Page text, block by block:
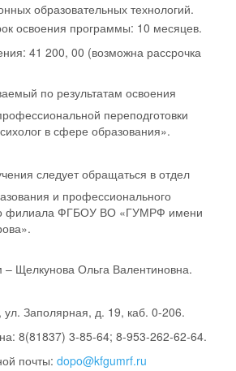
образовательных технологий.
освоения программы: 10 месяцев.
41 200, 00 (возможна рассрочка
по результатам освоения
переподготовки
в сфере образования».
следует обращаться в отдел
и профессионального
филиала ФГБОУ ВО «ГУМРФ имени
Щелкунова Ольга Валентиновна.
ул. Заполярная, д. 19, каб. 0-206.
8(81837) 3-85-64; 8-953-262-62-64.
почты: dopo@kfgumrf.ru